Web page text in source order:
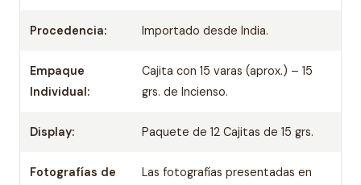
Procedencia: Importado desde India.
Empaque
Individual:
Cajita con 15 varas (aprox.) – 15
grs. de Incienso.
Display: Paquete de 12 Cajitas de 15 grs.
Fotografías de
Las fotografías presentadas en